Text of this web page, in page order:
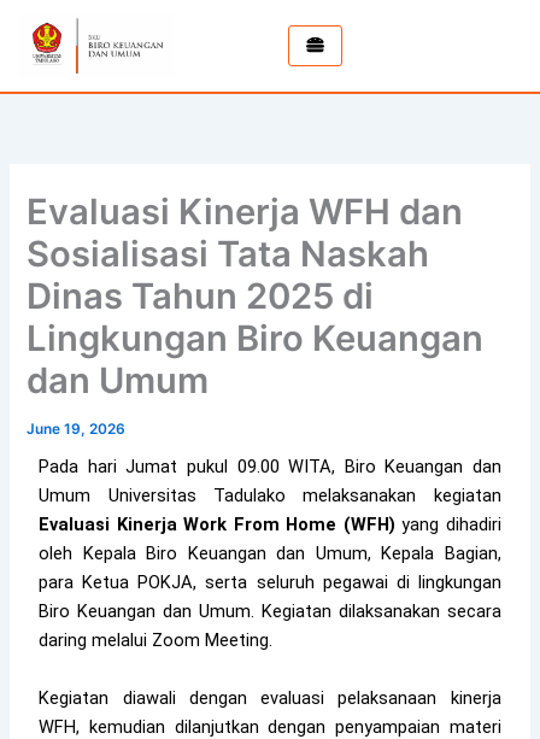
Evaluasi Kinerja WFH dan
Sosialisasi Tata Naskah
Dinas Tahun 2025 di
Lingkungan Biro Keuangan
dan Umum
June 19, 2026
Pada hari Jumat pukul 09.00 WITA, Biro Keuangan dan
Umum Universitas Tadulako melaksanakan kegiatan
Evaluasi Kinerja Work From Home (WFH) yang dihadiri
oleh Kepala Biro Keuangan dan Umum, Kepala Bagian,
para Ketua POKJA, serta seluruh pegawai di lingkungan
Biro Keuangan dan Umum. Kegiatan dilaksanakan secara
daring melalui Zoom Meeting.
Kegiatan diawali dengan evaluasi pelaksanaan kinerja
WFH, kemudian dilanjutkan dengan penyampaian materi